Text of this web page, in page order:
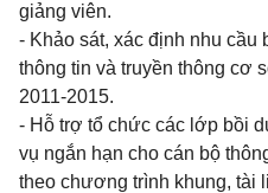
giảng viên.
- Khảo sát, xác định nhu
thông tin và truyền thông cơ
2011-2015.
- Hỗ trợ tổ chức các lớp bồi
vụ ngắn hạn cho cán bộ
theo chương trình khung,